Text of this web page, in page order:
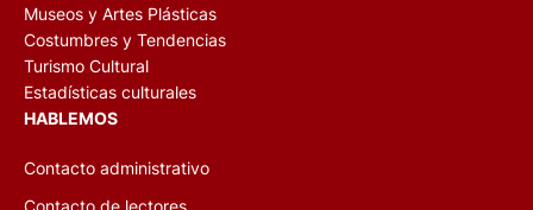
Museos y Artes Plásticas
Costumbres y Tendencias
Turismo Cultural
Estadísticas culturales
HABLEMOS
Contacto administrativo